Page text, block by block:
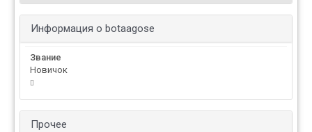
Информация о botaagose
Звание
Новичок
Прочее